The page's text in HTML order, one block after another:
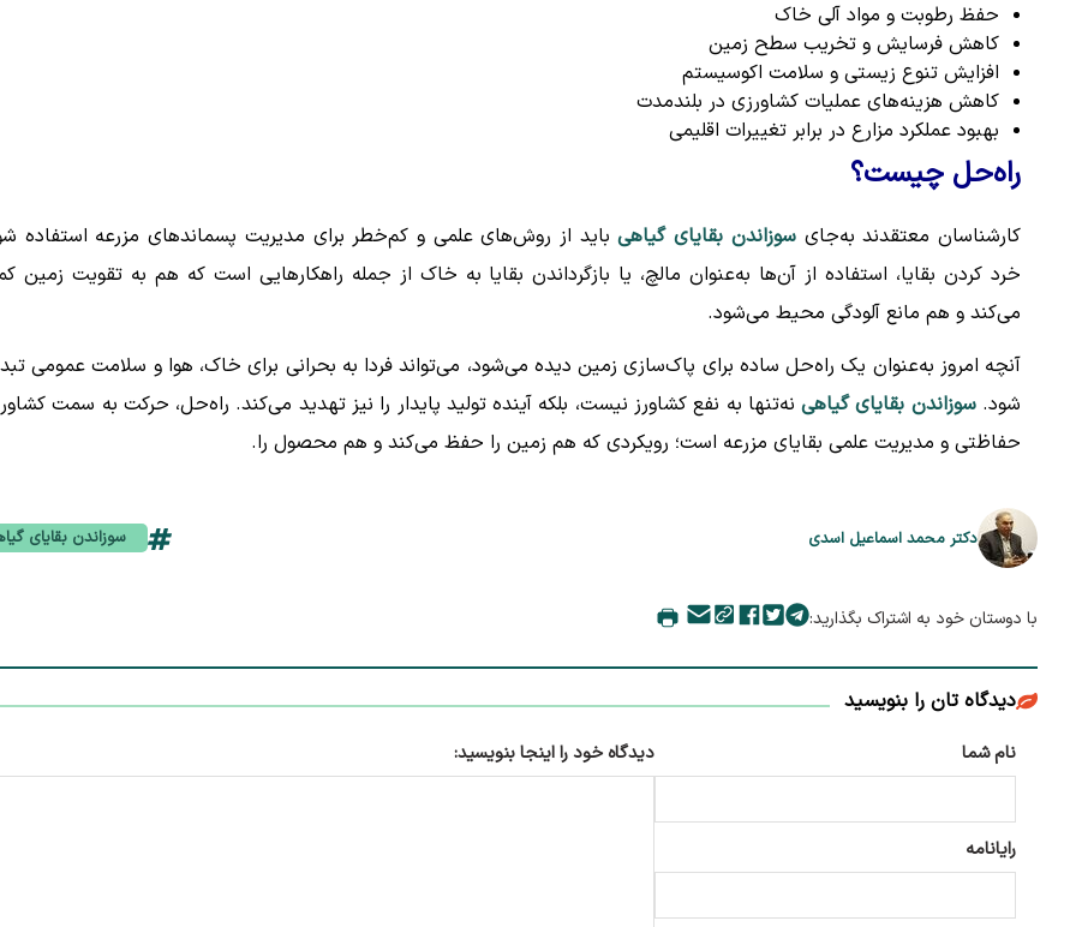
حفظ رطوبت و مواد آلی خاک
کاهش فرسایش و تخریب سطح زمین
افزایش تنوع زیستی و سلامت اکوسیستم
کاهش هزینه‌های عملیات کشاورزی در بلندمدت
بهبود عملکرد مزارع در برابر تغییرات اقلیمی
راه‌حل چیست؟
کارشناسان معتقدند به‌جایسوزاندن بقایای گیاهیباید از روش‌های علمی و کم‌خطر برای مدیریت پسماندهای مزرعه استفاده
خرد کردن بقایا، استفاده از آن‌ها به‌عنوان مالچ، یا بازگرداندن بقایا به خاک از جمله راهکارهایی است که هم به تقویت زمین
می‌کند و هم مانع آلودگی محیط می‌شود.
آنچه امروز به‌عنوان یک راه‌حل ساده برای پاک‌سازی زمین دیده می‌شود، می‌تواند فردا به بحرانی برای خاک، هوا و سلامت عمومی
شود.سوزاندن بقایای گیاهینه‌تنها به نفع کشاورز نیست، بلکه آینده تولید پایدار را نیز تهدید می‌کند. راه‌حل، حرکت به سمت
حفاظتی و مدیریت علمی بقایای مزرعه است؛ رویکردی که هم زمین را حفظ می‌کند و هم محصول را.
دکتر محمد اسماعیل اسدی سوزاندن بقایای
با دوستان خود به اشتراک بگذارید:
دیدگاه تان را بنویسید
نام شما
رایانامه
دیدگاه خود را اینجا بنویسید: